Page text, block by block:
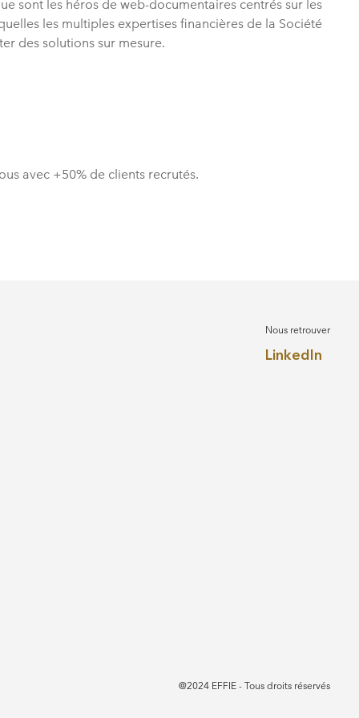
sont les héros de web-documentaires centrés sur les
les multiples expertises financières de la Société
des solutions sur mesure.
avec +50% de clients recrutés.
Nous retrouver
LinkedIn
@2024 EFFIE - Tous droits réservés